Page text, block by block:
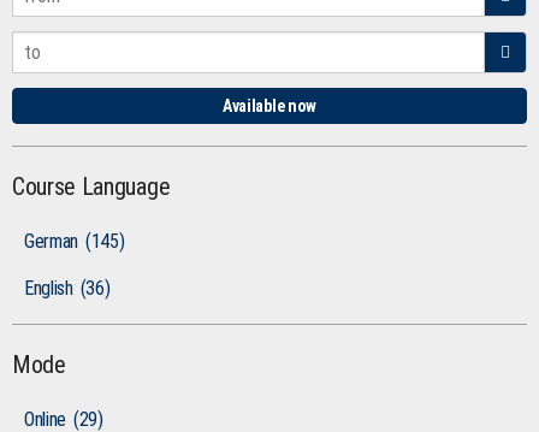
Available now
Course Language
German (145)
English (36)
Mode
Online (29)